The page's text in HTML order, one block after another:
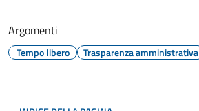
Argomenti
Tempo libero Trasparenza amministrativa